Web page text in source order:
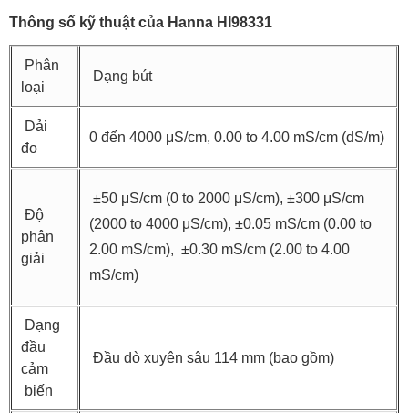
Thông số kỹ thuật của Hanna HI98331
Phân
loại
Dạng bút
Dải
đo
0 đến 4000 μS/cm, 0.00 to 4.00 mS/cm (dS/m)
Độ
phân
giải
±50 μS/cm (0 to 2000 μS/cm), ±300 μS/cm
(2000 to 4000 μS/cm), ±0.05 mS/cm (0.00 to
2.00 mS/cm), ±0.30 mS/cm (2.00 to 4.00
mS/cm)
Dạng
đầu
cảm
biến
Đầu dò xuyên sâu 114 mm (bao gồm)